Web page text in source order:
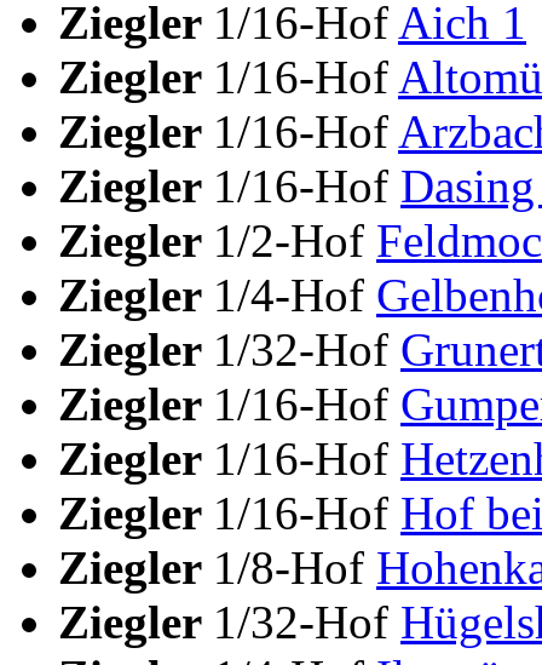
Ziegler 1/16-Hof Aich 1
Ziegler 1/16-Hof
Ziegler 1/16-Hof
Ziegler 1/16-Hof
Ziegler 1/2-Hof
Ziegler 1/4-Hof
Ziegler 1/32-Hof
Ziegler 1/16-Hof
Ziegler 1/16-Hof
Ziegler 1/16-Hof Hof
Ziegler 1/8-Hof
Ziegler 1/32-Hof